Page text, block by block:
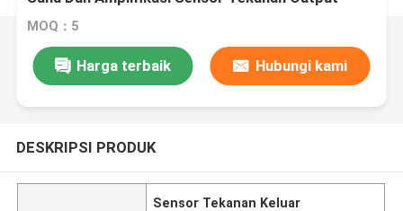
Terintegrasi
MOQ：5
Harga terbaik Hubungi kami
DESKRIPSI PRODUK
Sensor Tekanan Keluar